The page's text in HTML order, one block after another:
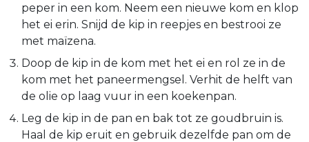
peper in een kom. Neem een nieuwe kom en klop
het ei erin. Snijd de kip in reepjes en bestrooi ze
met maïzena.
Doop de kip in de kom met het ei en rol ze in de
kom met het paneermengsel. Verhit de helft van
de olie op laag vuur in een koekenpan.
Leg de kip in de pan en bak tot ze goudbruin is.
Haal de kip eruit en gebruik dezelfde pan om de